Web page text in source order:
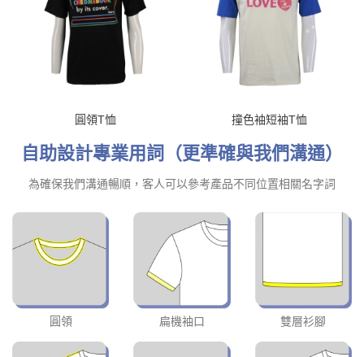
圓領T恤 撞色袖短袖T恤
自助設計專業用詞（更準確與我們溝通）
為確保我們溝通暢順，客人可以參考產品不同位置相關名字詞
圓領 扁機袖口 雙層衫腳